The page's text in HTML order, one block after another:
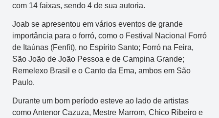
com 14 faixas, sendo 4 de sua autoria.
Joab se apresentou em vários eventos de grande
importância para o forró, como o Festival Nacional Forró
de Itaúnas (Fenfit), no Espírito Santo; Forró na Feira,
São João de João Pessoa e de Campina Grande;
Remelexo Brasil e o Canto da Ema, ambos em São
Paulo.
Durante um bom período esteve ao lado de artistas
como Antenor Cazuza, Mestre Marrom, Chico Ribeiro e